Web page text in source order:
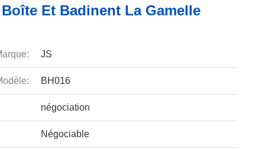
Et Badinent La Gamelle
JS
BH016
négociation
Négociable